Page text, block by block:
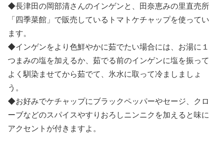
◆長津田の岡部清さんのインゲンと、田奈恵みの里直売所
「四季菜館」で販売しているトマトケチャップを使ってい
ます。
◆インゲンをより色鮮やかに茹でたい場合には、お湯に１
つまみの塩を加えるか、茹でる前のインゲンに塩を振って
よく馴染ませてから茹でて、氷水に取って冷ましましょ
う。
◆お好みでケチャップにブラックペッパーやセージ、クロ
ーブなどのスパイスやすりおろしニンニクを加えると味に
アクセントが付きますよ。